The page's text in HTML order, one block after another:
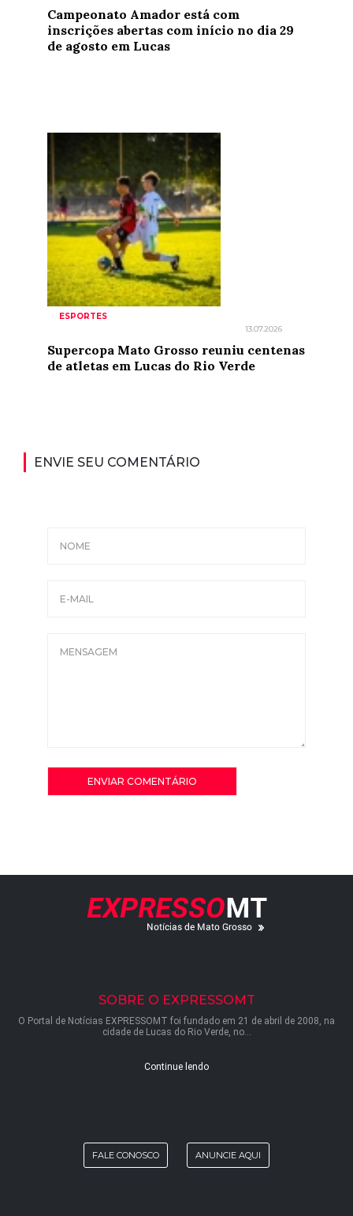
Campeonato Amador está com
inscrições abertas com início no dia 29
de agosto em Lucas
ESPORTES
13.07.2026
Supercopa Mato Grosso reuniu centenas
de atletas em Lucas do Rio Verde
ENVIE SEU COMENTÁRIO
SOBRE O EXPRESSOMT
O Portal de Notícias EXPRESSOMT foi fundado em 21 de abril de 2008, na
cidade de Lucas do Rio Verde, no...
Continue lendo
FALE CONOSCO ANUNCIE AQUI